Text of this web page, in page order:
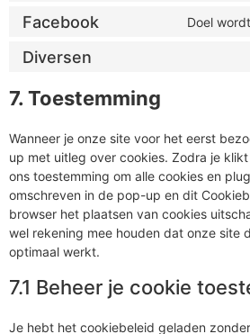
Facebook Doel
Diversen
7. Toestemming
Wanneer je onze site voor het eerst
up met uitleg over cookies. Zodra je klikt
ons toestemming om alle cookies en
omschreven in de pop-up en dit
browser het plaatsen van cookies
wel rekening mee houden dat onze site
optimaal werkt.
7.1 Beheer je cookie
Je hebt het cookiebeleid geladen